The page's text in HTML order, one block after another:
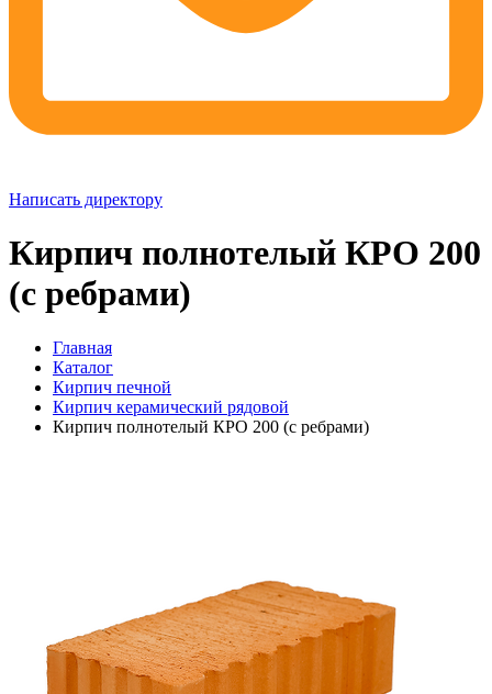
Написать директору
Кирпич полнотелый КРО 200
(с ребрами)
Главная
Каталог
Кирпич печной
Кирпич керамический рядовой
Кирпич полнотелый КРО 200 (с ребрами)